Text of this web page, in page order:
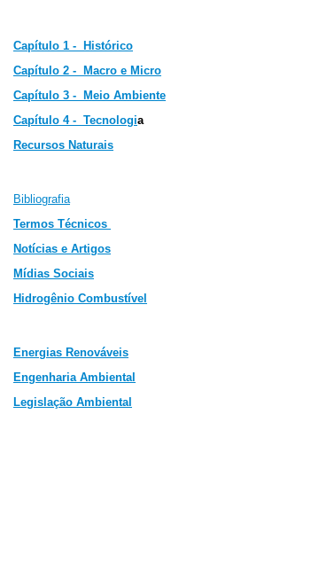
Capítulo 1 - Histórico
Capítulo 2 -
Macro e Micro
Capítulo 3 -
Meio Ambiente
Capítulo 4 - Tecnologia
Recursos Naturais
Bibliografia
Termos Técnicos
Notícias e Artigos
Mídias Sociais
Hidrogênio Combustível
Energias Renováveis
Engenharia Ambiental
Legislação Ambiental